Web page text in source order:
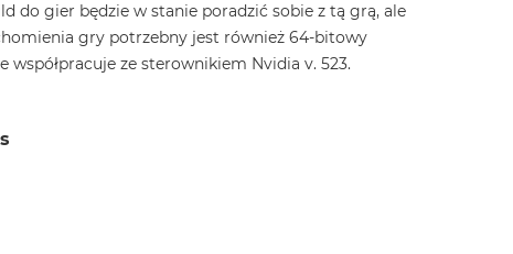
do gier będzie w stanie poradzić sobie z tą grą, ale
gry potrzebny jest również 64-bitowy
współpracuje ze sterownikiem Nvidia v. 523.